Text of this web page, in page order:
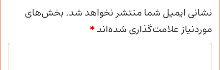
نشانی ایمیل شما منتشر نخواهد شد.بخش‌های
موردنیاز علامت‌گذاری شده‌اند*
د